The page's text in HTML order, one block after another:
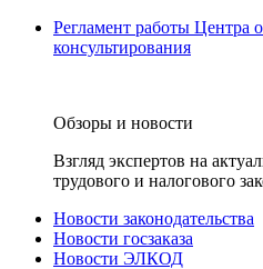
Регламент работы Центра
консультирования
Обзоры и новости
Взгляд экспертов на
трудового и налогового
Новости законодательства
Новости госзаказа
Новости ЭЛКОД